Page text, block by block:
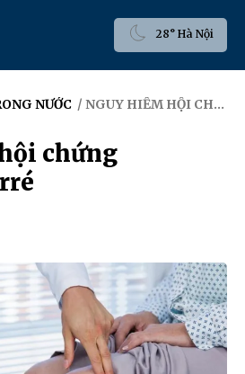
28° Hà Nội
NƯỚC / NGUY HIỂM HỘI CHỨNG GUILLAIN-BARRÉ
chứng